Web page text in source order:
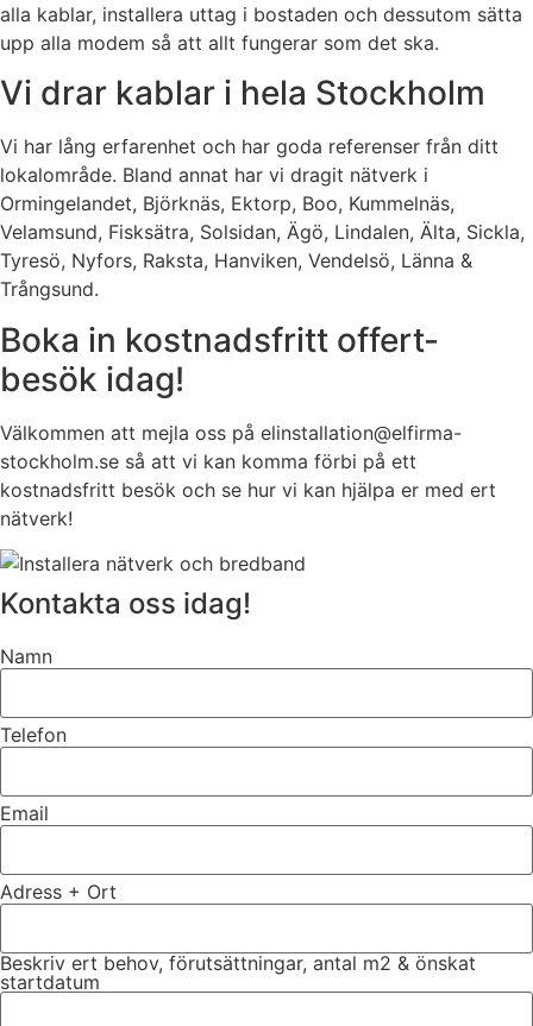
alla kablar, installera uttag i bostaden och dessutom sätta
upp alla modem så att allt fungerar som det ska.
Vi drar kablar i hela Stockholm
Vi har lång erfarenhet och har goda referenser från ditt
lokalområde. Bland annat har vi dragit nätverk i
Ormingelandet, Björknäs, Ektorp, Boo, Kummelnäs,
Velamsund, Fisksätra, Solsidan, Ägö, Lindalen, Älta, Sickla,
Tyresö, Nyfors, Raksta, Hanviken, Vendelsö, Länna &
Trångsund.
Boka in kostnadsfritt offert-
besök idag!
Välkommen att mejla oss på elinstallation@elfirma-
stockholm.se så att vi kan komma förbi på ett
kostnadsfritt besök och se hur vi kan hjälpa er med ert
nätverk!
Kontakta oss idag!
Namn
Telefon
Email
Adress + Ort
Beskriv ert behov, förutsättningar, antal m2 & önskat
startdatum